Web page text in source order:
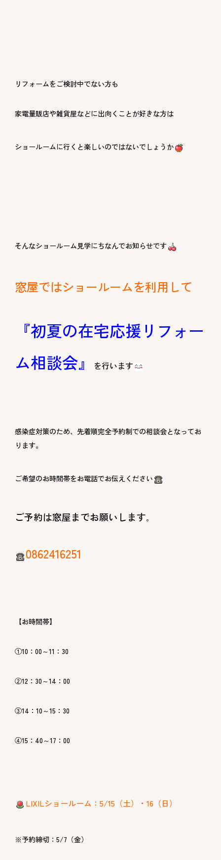
リフォームをご検討中でない方も
家電量販店や雑貨屋などに出向くことが好きな方は
ショールームに行くと楽しいのではないでしょうか
そんなショールーム見学にちなんでお知らせです
窓屋ではショールームを利用して
『初夏の在宅応援リフォー
ム相談会』
を行います
感染症対策のため、先着順完全予約制での相談会となってお
ります。
ご希望のお時間帯をお電話でお伝えください
ご予約は窓屋までお願いします。
0862416251
【お時間帯】
①10：00～11：30
②12：30～14：00
③14：10～15：30
④15：40～17：00
LIXILショールーム：5/15（土）・16（日）
※予約締切：5/7（金）